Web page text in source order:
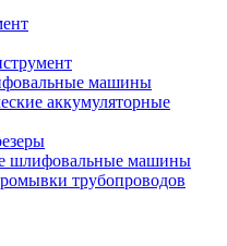
машины
аккумуляторные
шлифовальные машины
трубопроводов